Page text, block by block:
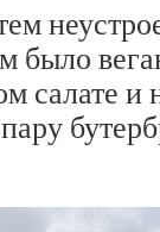
было
салате и